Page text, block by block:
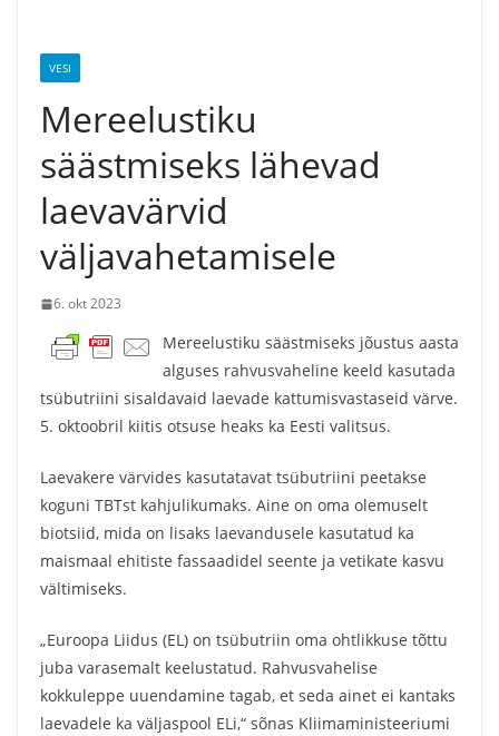
VESI
Mereelustiku
säästmiseks lähevad
laevavärvid
väljavahetamisele
6. okt 2023
Mereelustiku säästmiseks jõustus aasta
alguses rahvusvaheline keeld kasutada
tsübutriini sisaldavaid laevade kattumisvastaseid värve.
5. oktoobril kiitis otsuse heaks ka Eesti valitsus.
Laevakere värvides kasutatavat tsübutriini peetakse
koguni TBTst kahjulikumaks. Aine on oma olemuselt
biotsiid, mida on lisaks laevandusele kasutatud ka
maismaal ehitiste fassaadidel seente ja vetikate kasvu
vältimiseks.
„Euroopa Liidus (EL) on tsübutriin oma ohtlikkuse tõttu
juba varasemalt keelustatud. Rahvusvahelise
kokkuleppe uuendamine tagab, et seda ainet ei kantaks
laevadele ka väljaspool ELi,“ sõnas Kliimaministeeriumi